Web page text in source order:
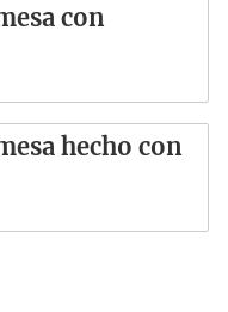
con
hecho con